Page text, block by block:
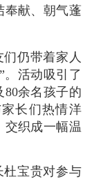
奉献、朝气蓬
仍带着家人
。活动吸引了
80余名孩子的
长们热情洋
交织成一幅温
杜宝贵对参与